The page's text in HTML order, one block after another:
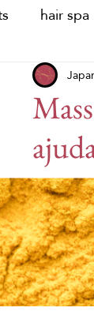
hair spa
capilar
head
de
de